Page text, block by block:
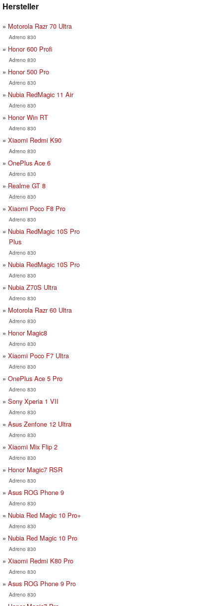
Hersteller
Motorola Razr 70 Ultra
Adreno 830
Honor 600 Profi
Adreno 830
Honor 500 Pro
Adreno 830
Nubia RedMagic 11 Air
Adreno 830
Honor Win RT
Adreno 830
Xiaomi Redmi K90
Adreno 830
OnePlus Ace 6
Adreno 830
Realme GT 8
Adreno 830
Xiaomi Poco F8 Pro
Adreno 830
Nubia RedMagic 10S Pro
Plus
Adreno 830
Nubia RedMagic 10S Pro
Adreno 830
Nubia Z70S Ultra
Adreno 830
Motorola Razr 60 Ultra
Adreno 830
Honor Magic8
Adreno 830
Xiaomi Poco F7 Ultra
Adreno 830
OnePlus Ace 5 Pro
Adreno 830
Sony Xperia 1 VII
Adreno 830
Asus Zenfone 12 Ultra
Adreno 830
Xiaomi Mix Flip 2
Adreno 830
Honor Magic7 RSR
Adreno 830
Asus ROG Phone 9
Adreno 830
Nubia Red Magic 10 Pro+
Adreno 830
Nubia Red Magic 10 Pro
Adreno 830
Xiaomi Redmi K80 Pro
Adreno 830
Asus ROG Phone 9 Pro
Adreno 830